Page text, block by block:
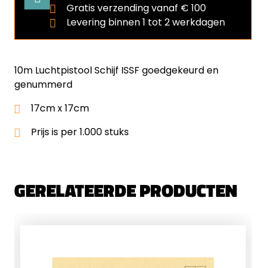
10m Luchtpistool Schijf ISSF goedgekeurd en
genummerd
17cm x 17cm
Prijs is per 1.000 stuks
Gratis verzending vanaf € 100
Levering binnen 1 tot 2 werkdagen
GERELATEERDE PRODUCTEN